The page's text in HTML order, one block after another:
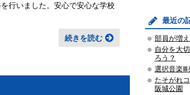
行いました。安心で安心な学校
続きを読む
最近の
部員が増
自分を大
ろう？
選択音楽Ⅲ
たそがれ
阪城公園